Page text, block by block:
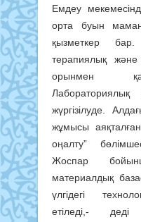
Емдеу
орта буын
қызметкер
терапиялық және
орынмен
Лабораториялық
жүргізілуде.
жұмысы
оңалту”
Жоспар
материалдық
үлгідегі
етіледі,-